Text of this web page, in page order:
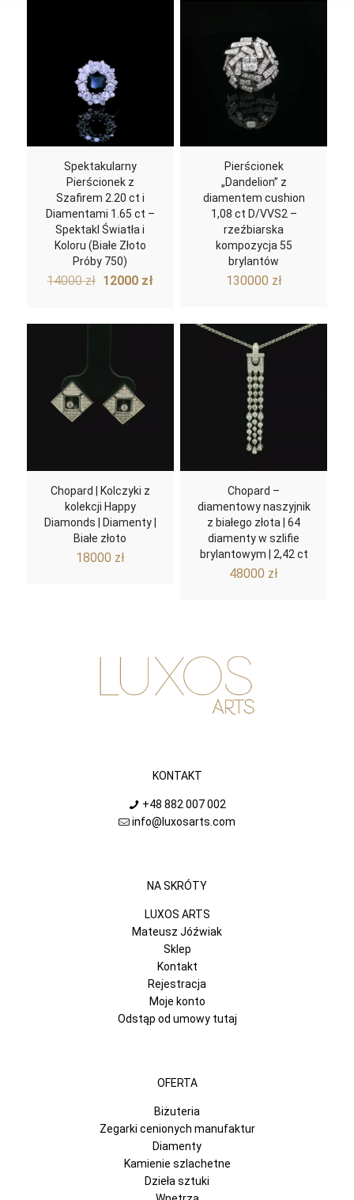
Spektakularny
Pierścionek z
Szafirem 2.20 ct i
Diamentami 1.65 ct –
Spektakl Światła i
Koloru (Białe Złoto
Próby 750)
14000zł Pierwotna
12000 złAktualna
12000 zł.
Pierścionek
„Dandelion” z
diamentem cushion
1,08 ct D/VVS2 –
rzeźbiarska
kompozycja 55
brylantów
130000 zł
Chopard | Kolczyki z
kolekcji Happy
Diamonds | Diamenty |
Białe złoto
18000 zł
Chopard –
diamentowy naszyjnik
z białego złota | 64
diamenty w szlifie
brylantowym | 2,42 ct
48000 zł
KONTAKT
+48 882 007 002
info@luxosarts.com
NA SKRÓTY
LUXOS ARTS
Mateusz Jóźwiak
Sklep
Kontakt
Rejestracja
Moje konto
Odstąp od umowy tutaj
OFERTA
Biżuteria
Zegarki cenionych manufaktur
Diamenty
Kamienie szlachetne
Dzieła sztuki